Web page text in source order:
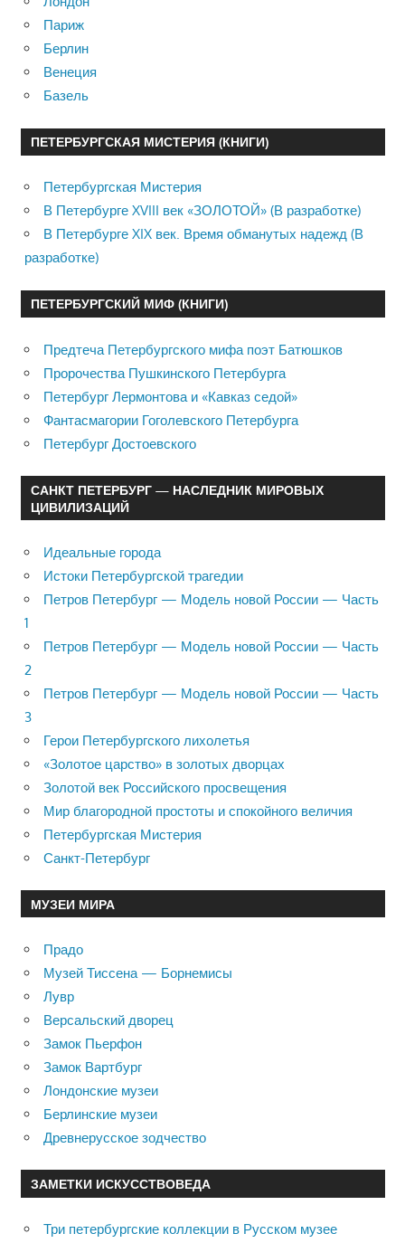
Париж
Берлин
Венеция
Базель
ПЕТЕРБУРГСКАЯ МИСТЕРИЯ (КНИГИ)
Петербургская Мистерия
В Петербурге XVIII век «ЗОЛОТОЙ» (В разработке)
В Петербурге XIX век. Время обманутых надежд (В
разработке)
ПЕТЕРБУРГСКИЙ МИФ (КНИГИ)
Предтеча Петербургского мифа поэт Батюшков
Пророчества Пушкинского Петербурга
Петербург Лермонтова и «Кавказ седой»
Фантасмагории Гоголевского Петербурга
Петербург Достоевского
САНКТ ПЕТЕРБУРГ — НАСЛЕДНИК МИРОВЫХ
ЦИВИЛИЗАЦИЙ
Идеальные города
Истоки Петербургской трагедии
Петров Петербург — Модель новой России — Часть
1
Петров Петербург — Модель новой России — Часть
2
Петров Петербург — Модель новой России — Часть
3
Герои Петербургского лихолетья
«Золотое царство» в золотых дворцах
Золотой век Российского просвещения
Мир благородной простоты и спокойного величия
Петербургская Мистерия
Санкт-Петербург
МУЗЕИ МИРА
Прадо
Музей Тиссена — Борнемисы
Лувр
Версальский дворец
Замок Пьерфон
Замок Вартбург
Лондонские музеи
Берлинские музеи
Древнерусское зодчество
ЗАМЕТКИ ИСКУССТВОВЕДА
Три петербургские коллекции в Русском музее